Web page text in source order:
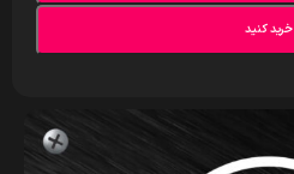
خرید کنید